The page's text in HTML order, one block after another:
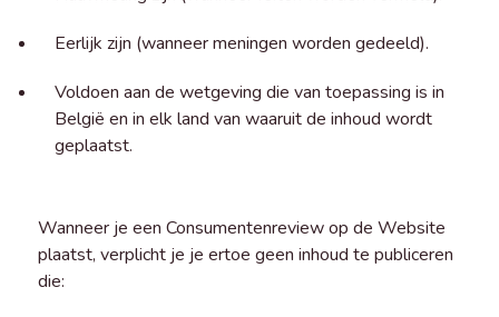
Eerlijk zijn (wanneer meningen worden gedeeld).
Voldoen aan de wetgeving die van toepassing is in
België en in elk land van waaruit de inhoud wordt
geplaatst.
Wanneer je een Consumentenreview op de Website
plaatst, verplicht je je ertoe geen inhoud te publiceren
die: